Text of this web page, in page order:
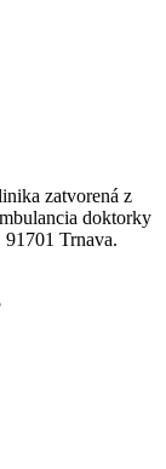
zatvorená z
doktorky
Trnava.